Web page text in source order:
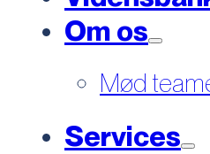
Om os
Mød
Services